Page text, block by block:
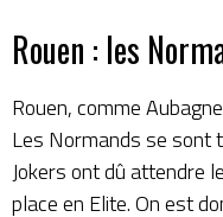
Rouen : les
Rouen, comme
Les Normands se sont
Jokers ont dû attendre
place en Elite. On est